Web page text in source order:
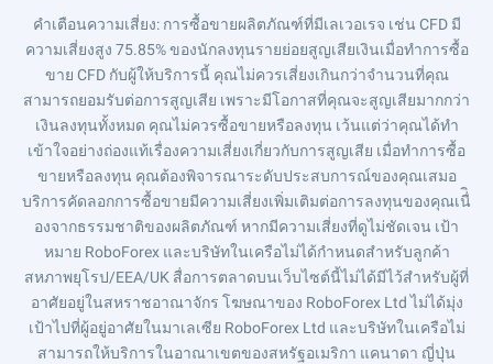
คำเตือนความเสี่ยง: การซื้อขายผลิตภัณฑ์ที่มีเลเวอเรจ เช่น CFD มี
ความเสี่ยงสูง 75.85% ของนักลงทุนรายย่อยสูญเสียเงินเมื่อทำการซื้อ
ขาย CFD กับผู้ให้บริการนี้ คุณไม่ควรเสี่ยงเกินกว่าจำนวนที่คุณ
สามารถยอมรับต่อการสูญเสีย เพราะมีโอกาสที่คุณจะสูญเสียมากกว่า
เงินลงทุนทั้งหมด คุณไม่ควรซื้อขายหรือลงทุน เว้นแต่ว่าคุณได้ทำ
เข้าใจอย่างถ่องแท้เรื่องความเสี่ยงเกี่ยวกับการสูญเสีย เมื่อทำการซื้อ
ขายหรือลงทุน คุณต้องพิจารณาระดับประสบการณ์ของคุณเสมอ
บริการคัดลอกการซื้อขายมีความเสี่ยงเพิ่มเติมต่อการลงทุนของคุณเนื่ิ
องจากธรรมชาติของผลิตภัณฑ์ หากมีความเสี่ยงที่ดูไม่ชัดเจน เป้า
หมาย RoboForex และบริษัทในเครือไม่ได้กำหนดสำหรับลูกค้า
สหภาพยุโรป/EEA/UK สื่อการตลาดบนเว็บไซต์นี้ไม่ได้มีไว้สำหรับผู้ที่
อาศัยอยู่ในสหราชอาณาจักร โฆษณาของ RoboForex Ltd ไม่ได้มุ่ง
เป้าไปที่ผู้อยู่อาศัยในมาเลเซีย RoboForex Ltd และบริษัทในเครือไม่
สามารถให้บริการในอาณาเขตของสหรัฐอเมริกา แคนาดา ญี่ปุ่น